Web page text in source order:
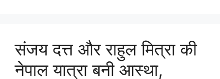
संजय दत्त और राहुल मित्रा की
नेपाल यात्रा बनी आस्था,